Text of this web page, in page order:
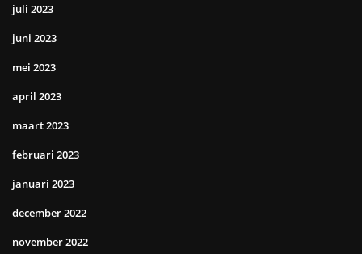
juli 2023
juni 2023
mei 2023
april 2023
maart 2023
februari 2023
januari 2023
december 2022
november 2022